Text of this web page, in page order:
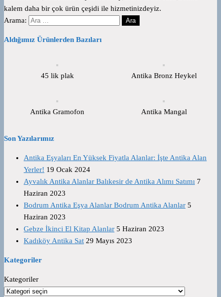
kalem daha bir çok ürün çeşidi ile hizmetinizdeyiz.
Arama:
Aldığımız Ürünlerden Bazıları
45 lik plak Antika Bronz Heykel
Antika Gramofon Antika Mangal
Son Yazılarımız
Antika Eşyaları En Yüksek Fiyatla Alanlar: İşte Antika Alan
Yerler! 19 Ocak 2024
Ayvalık Antika Alanlar Balıkesir de Antika Alımı Satımı 7
Haziran 2023
Bodrum Antika Eşya Alanlar Bodrum Antika Alanlar 5
Haziran 2023
Gebze İkinci El Kitap Alanlar 5 Haziran 2023
Kadıköy Antika Sat 29 Mayıs 2023
Kategoriler
Kategoriler